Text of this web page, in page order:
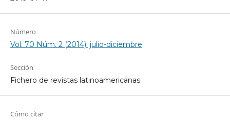
Número
Vol. 70 Núm. 2 (2014): julio-diciembre
Sección
Fichero de revistas latinoamericanas
Cómo citar